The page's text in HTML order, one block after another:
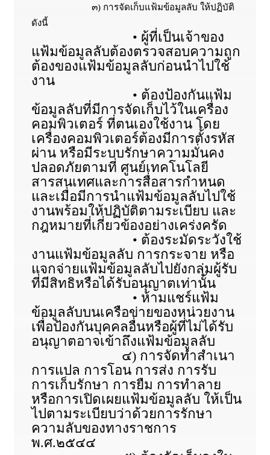
๓) การจัดเก็บแฟ้มข้อมูลลับ ให้ปฏิบัติ
ดังนี้
• ผู้ที่เป็นเจ้าของ
แฟ้มข้อมูลลับต้องตรวจสอบความถูก
ต้องของแฟ้มข้อมูลลับก่อนนำไปใช้
งาน
• ต้องป้องกันแฟ้ม
ข้อมูลลับที่มีการจัดเก็บไว้ในเครื่อง
คอมพิวเตอร์ ที่ตนเองใช้งาน โดย
เครื่องคอมพิวเตอร์ต้องมีการตั้งรหัส
ผ่าน หรือมีระบบรักษาความมั่นคง
ปลอดภัยตามที่ ศูนย์เทคโนโลยี
สารสนเทศและการสื่อสารกำหนด
และเมื่อมีการนำแฟ้มข้อมูลลับไปใช้
งานพร้อมให้ปฏิบัติตามระเบียบ และ
กฎหมายที่เกี่ยวข้องอย่างเคร่งครัด
• ต้องระมัดระวังใช้
งานแฟ้มข้อมูลลับ การกระจาย หรือ
แจกจ่ายแฟ้มข้อมูลลับไปยังกลุ่มผู้รับ
ที่มีสิทธิหรือได้รับอนุญาตเท่านั้น
• ห้ามแชร์แฟ้ม
ข้อมูลลับบนเครือข่ายของหน่วยงาน
เพื่อป้องกันบุคคลอื่นหรือผู้ที่ไม่ได้รับ
อนุญาตอาจเข้าถึงแฟ้มข้อมูลลับ
๔) การจัดทำสำเนา
การแปล การโอน การส่ง การรับ
การเก็บรักษา การยืม การทำลาย
หรือการเปิดเผยแฟ้มข้อมูลลับ ให้เป็น
ไปตามระเบียบว่าด้วยการรักษา
ความลับของทางราชการ
พ.ศ.๒๕๔๔